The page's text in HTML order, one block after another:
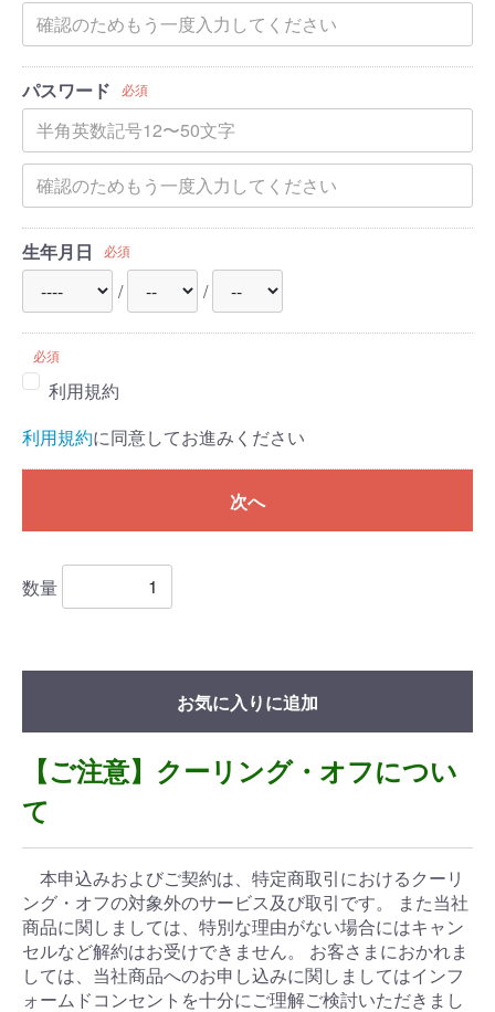
パスワード 必須
生年月日 必須
/ /
必須
利用規約
利用規約に同意してお進みください
次へ
数量
お気に入りに追加
【ご注意】クーリング・オフについ
て
本申込みおよびご契約は、特定商取引におけるクーリ
ング・オフの対象外のサービス及び取引です。 また当社
商品に関しましては、特別な理由がない場合にはキャン
セルなど解約はお受けできません。 お客さまにおかれま
しては、当社商品へのお申し込みに関しましてはインフ
ォームドコンセントを十分にご理解ご検討いただきまし